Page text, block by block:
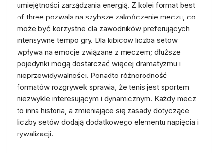
umiejętności zarządzania energią. Z kolei format best
of three pozwala na szybsze zakończenie meczu, co
może być korzystne dla zawodników preferujących
intensywne tempo gry. Dla kibiców liczba setów
wpływa na emocje związane z meczem; dłuższe
pojedynki mogą dostarczać więcej dramatyzmu i
nieprzewidywalności. Ponadto różnorodność
formatów rozgrywek sprawia, że tenis jest sportem
niezwykle interesującym i dynamicznym. Każdy mecz
to inna historia, a zmieniające się zasady dotyczące
liczby setów dodają dodatkowego elementu napięcia i
rywalizacji.